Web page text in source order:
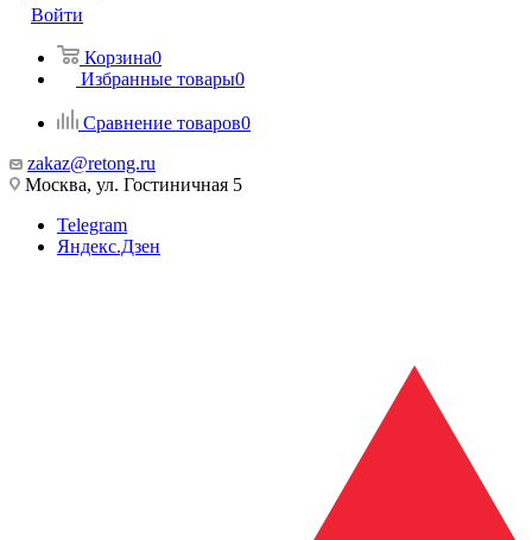
Войти
Корзина0
Избранные товары0
Сравнение товаров0
zakaz@retong.ru
Москва, ул. Гостиничная 5
Telegram
Яндекс.Дзен